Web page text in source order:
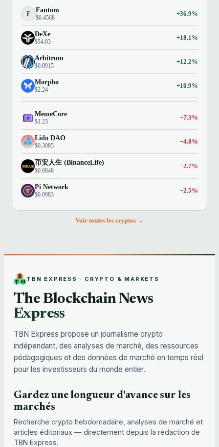
F Fantom
$0.4568
+36.9%
DeXe
$34.03
+18.1%
Arbitrum
$0.0915
+12.2%
Morpho
$2.24
+10.9%
MemeCore
$1.23
−7.3%
Lido DAO
$0.3085
−4.8%
币安人生 (BinanceLife)
$0.6848
−2.7%
Pi Network
$0.0983
−2.5%
Voir toutes les cryptos →
TBN EXPRESS · CRYPTO & MARKETS
The Blockchain News
Express
TBN Express propose un journalisme crypto
indépendant, des analyses de marché, des ressources
pédagogiques et des données de marché en temps réel
pour les investisseurs du monde entier.
Gardez une longueur d'avance sur les
marchés
Recherche crypto hebdomadaire, analyses de marché et
articles éditoriaux — directement depuis la rédaction de
TBN Express.